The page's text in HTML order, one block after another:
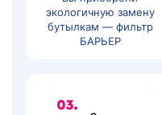
экологичную замену
бутылкам — фильтр
БАРЬЕР